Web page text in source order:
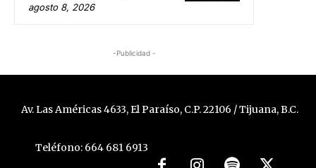
agosto 8, 2026
-Publicidad -
Av. Las Américas 4633, El Paraíso, C.P. 22106 / Tijuana, B.C.
Teléfono: 664 681 6913